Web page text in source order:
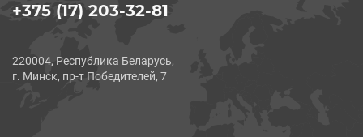
+375 (17) 203-32-81
220004, Республика Беларусь,
г. Минск, пр-т Победителей, 7